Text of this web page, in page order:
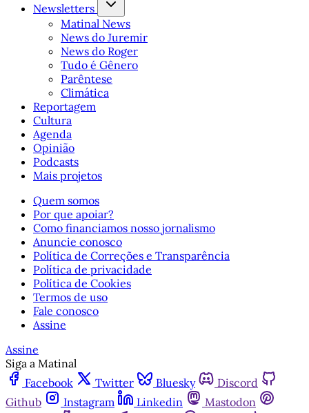
Newsletters
Matinal News
News do Juremir
News do Roger
Tudo é Gênero
Parêntese
Climática
Reportagem
Cultura
Agenda
Opinião
Podcasts
Mais projetos
Quem somos
Por que apoiar?
Como financiamos nosso jornalismo
Anuncie conosco
Política de Correções e Transparência
Política de privacidade
Política de Cookies
Termos de uso
Fale conosco
Assine
Assine
Siga a Matinal
Facebook
Twitter Bluesky
Discord
Github
Instagram Linkedin
Mastodon